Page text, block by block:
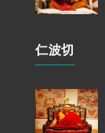
仁波切